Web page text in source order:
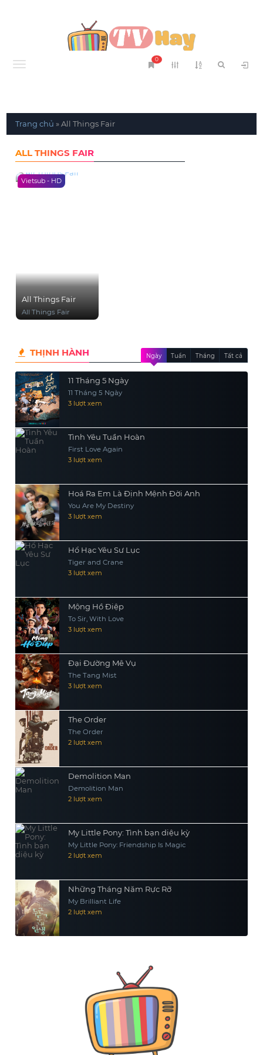
Menu
0
Trang chủ »All Things Fair
ALL THINGS FAIR
Vietsub - HD
All Things Fair
All Things Fair
THỊNH HÀNH Ngày Tuần Tháng Tất cả
11 Tháng 5 Ngày
11 Tháng 5 Ngày
3 lượt xem
Tình Yêu Tuần Hoàn
First Love Again
3 lượt xem
Hoá Ra Em Là Định Mệnh Đời Anh
You Are My Destiny
3 lượt xem
Hổ Hạc Yêu Sư Lục
Tiger and Crane
3 lượt xem
Mộng Hồ Điệp
To Sir, With Love
3 lượt xem
Đại Đường Mê Vụ
The Tang Mist
3 lượt xem
The Order
The Order
2 lượt xem
Demolition Man
Demolition Man
2 lượt xem
My Little Pony: Tình bạn diệu kỳ
My Little Pony: Friendship Is Magic
2 lượt xem
Những Tháng Năm Rực Rỡ
My Brilliant Life
2 lượt xem